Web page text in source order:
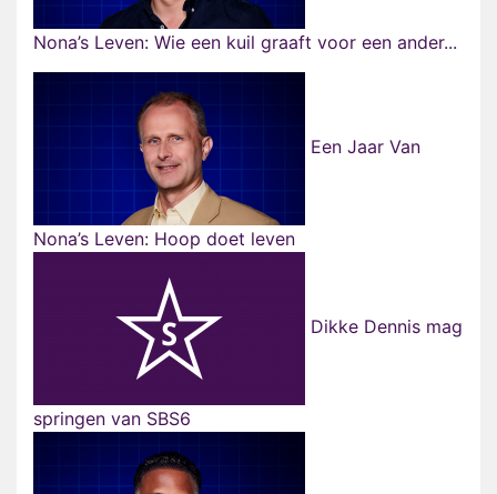
Nona’s Leven: Wie een kuil graaft voor een ander...
Een Jaar Van
Nona’s Leven: Hoop doet leven
Dikke Dennis mag
springen van SBS6